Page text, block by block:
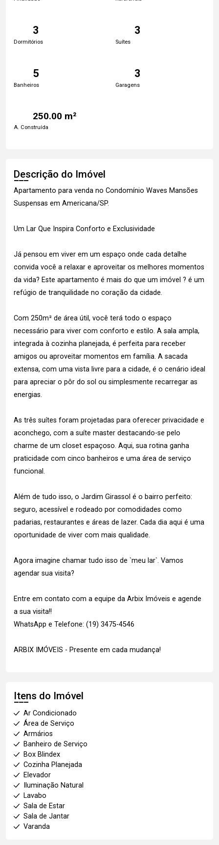
3
Dormitórios
3
Suítes
5
Banheiros
3
Garagens
250.00 m²
A. Construída
Descrição do Imóvel
Apartamento para venda no Condomínio Waves Mansões
Suspensas em Americana/SP.
Um Lar Que Inspira Conforto e Exclusividade
Já pensou em viver em um espaço onde cada detalhe
convida você a relaxar e aproveitar os melhores momentos
da vida? Este apartamento é mais do que um imóvel ? é um
refúgio de tranquilidade no coração da cidade.
Com 250m² de área útil, você terá todo o espaço
necessário para viver com conforto e estilo. A sala ampla,
integrada à cozinha planejada, é perfeita para receber
amigos ou aproveitar momentos em família. A sacada
extensa, com uma vista livre para a cidade, é o cenário ideal
para apreciar o pôr do sol ou simplesmente recarregar as
energias.
As três suítes foram projetadas para oferecer privacidade e
aconchego, com a suíte master destacando-se pelo
charme de um closet espaçoso. Aqui, sua rotina ganha
praticidade com cinco banheiros e uma área de serviço
funcional.
Além de tudo isso, o Jardim Girassol é o bairro perfeito:
seguro, acessível e rodeado por comodidades como
padarias, restaurantes e áreas de lazer. Cada dia aqui é uma
oportunidade de viver com mais qualidade.
Agora imagine chamar tudo isso de `meu lar`. Vamos
agendar sua visita?
Entre em contato com a equipe da Arbix Imóveis e agende
a sua visita!!
WhatsApp e Telefone: (19) 3475-4546
ARBIX IMÓVEIS - Presente em cada mudança!
Itens do Imóvel
Ar Condicionado
Área de Serviço
Armários
Banheiro de Serviço
Box Blindex
Cozinha Planejada
Elevador
Iluminação Natural
Lavabo
Sala de Estar
Sala de Jantar
Varanda